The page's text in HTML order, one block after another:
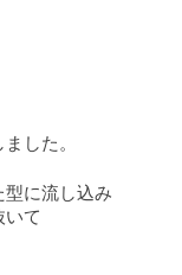
した。
に流し込み
て